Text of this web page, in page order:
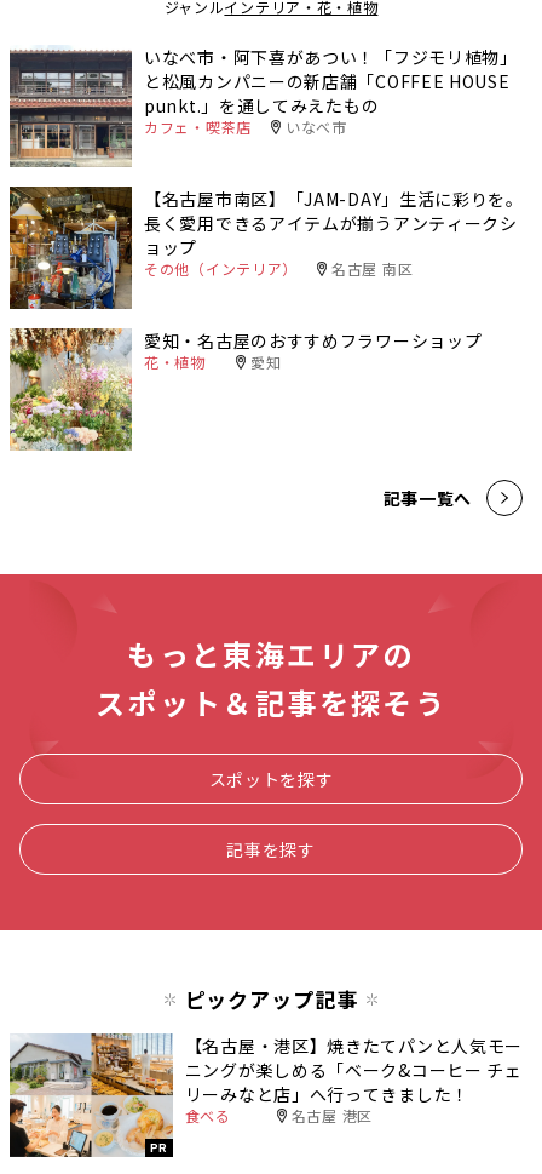
ジャンルインテリア・花・植物
いなべ市・阿下喜があつい！「フジモリ植物」
と松風カンパニーの新店舗「COFFEE HOUSE
punkt.」を通してみえたもの
カフェ・喫茶店 いなべ市
【名古屋市南区】「JAM-DAY」生活に彩りを。
長く愛用できるアイテムが揃うアンティークシ
ョップ
その他（インテリア） 名古屋 南区
愛知・名古屋のおすすめフラワーショップ
花・植物 愛知
記事一覧へ
もっと東海エリアの
スポット＆記事を探そう
スポットを探す
記事を探す
ピックアップ記事
PR
【名古屋・港区】焼きたてパンと人気モー
ニングが楽しめる「ベーク&コーヒー チェ
リーみなと店」へ行ってきました！
食べる 名古屋 港区